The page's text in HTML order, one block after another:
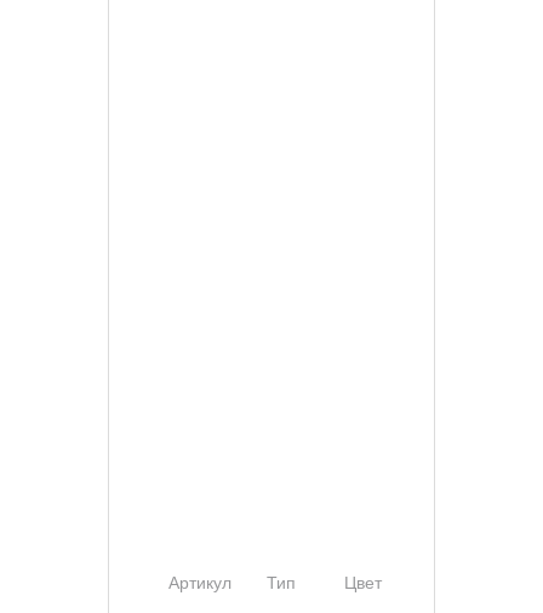
Артикул Тип Цвет